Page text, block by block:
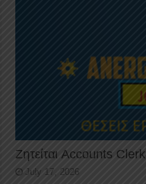
Ζητείται Accounts Clerk
July 17, 2026